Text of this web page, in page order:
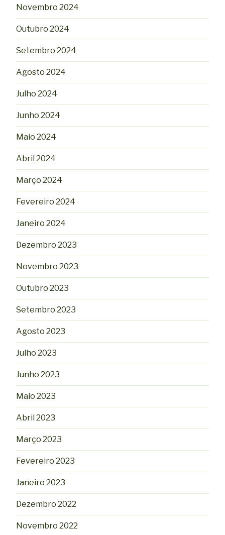
Novembro 2024
Outubro 2024
Setembro 2024
Agosto 2024
Julho 2024
Junho 2024
Maio 2024
Abril 2024
Março 2024
Fevereiro 2024
Janeiro 2024
Dezembro 2023
Novembro 2023
Outubro 2023
Setembro 2023
Agosto 2023
Julho 2023
Junho 2023
Maio 2023
Abril 2023
Março 2023
Fevereiro 2023
Janeiro 2023
Dezembro 2022
Novembro 2022